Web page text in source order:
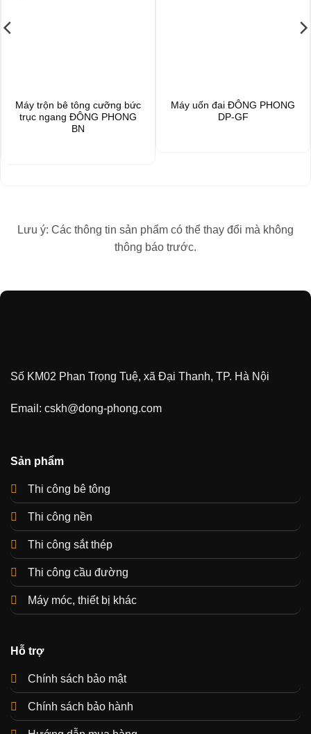
Máy trộn bê tông cưỡng bức
trục ngang ĐÔNG PHONG
BN
Máy uốn đai ĐÔNG PHONG
DP-GF
Lưu ý: Các thông tin sản phẩm có thể thay đổi mà không
thông báo trước.
Số KM02 Phan Trọng Tuệ, xã Đại Thanh, TP. Hà Nội
Email: cskh@dong-phong.com
Sản phẩm
Thi công bê tông
Thi công nền
Thi công sắt thép
Thi công cầu đường
Máy móc, thiết bị khác
Hỗ trợ
Chính sách bảo mật
Chính sách bảo hành